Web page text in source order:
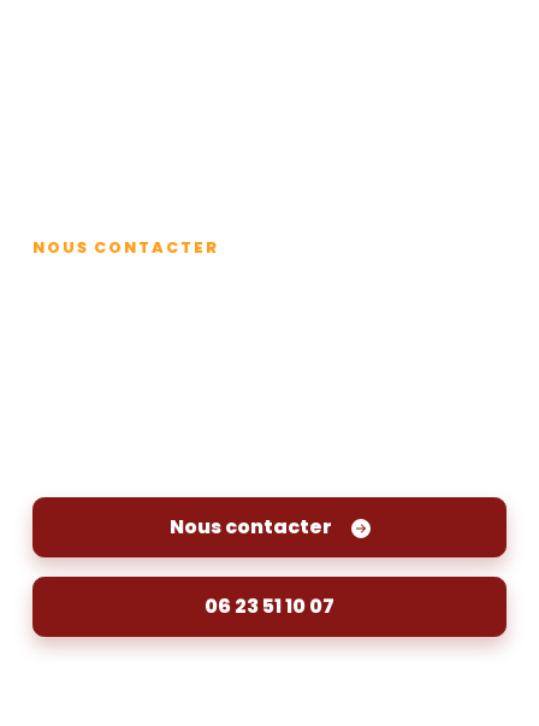
Contact
NOUS CONTACTER
Nous contacter
06 23 51 10 07